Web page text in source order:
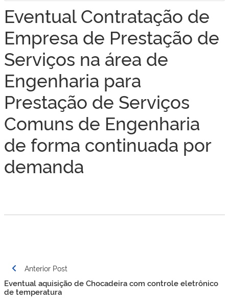
Eventual Contratação de
Empresa de Prestação de
Serviços na área de
Engenharia para
Prestação de Serviços
Comuns de Engenharia
de forma continuada por
demanda
Navegação
de
Post
Anterior Post
Eventual aquisição de Chocadeira com controle eletrônico
de temperatura